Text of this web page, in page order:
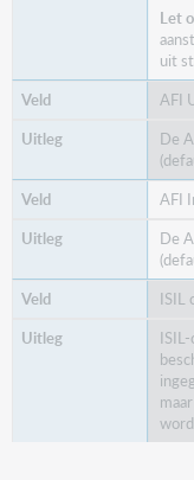
Let
uit
AFI
De
AFI
De
ISIL